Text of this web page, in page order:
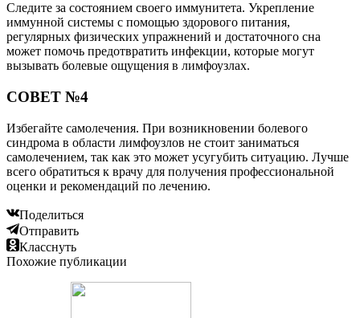
Следите за состоянием своего иммунитета. Укрепление
иммунной системы с помощью здорового питания,
регулярных физических упражнений и достаточного сна
может помочь предотвратить инфекции, которые могут
вызывать болевые ощущения в лимфоузлах.
СОВЕТ №4
Избегайте самолечения. При возникновении болевого
синдрома в области лимфоузлов не стоит заниматься
самолечением, так как это может усугубить ситуацию. Лучше
всего обратиться к врачу для получения профессиональной
оценки и рекомендаций по лечению.
Поделиться
Отправить
Класснуть
Похожие публикации